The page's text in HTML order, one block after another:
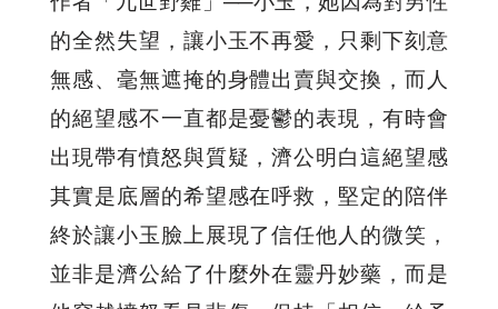
的全然失望，讓小玉不再愛，只剩下刻意
無感、毫無遮掩的身體出賣與交換，而人
的絕望感不一直都是憂鬱的表現，有時會
出現帶有憤怒與質疑，濟公明白這絕望感
其實是底層的希望感在呼救，堅定的陪伴
終於讓小玉臉上展現了信任他人的微笑，
並非是濟公給了什麼外在靈丹妙藥，而是